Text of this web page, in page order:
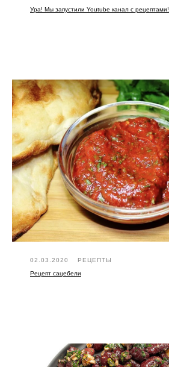
Ура! Мы запустили Youtube канал с рецептами!
02.03.2020
РЕЦЕПТЫ
Рецепт сацебели